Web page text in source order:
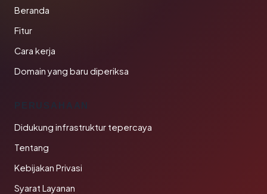
Beranda
Fitur
Cara kerja
Domain yang baru diperiksa
PERUSAHAAN
Didukung infrastruktur tepercaya
Tentang
Kebijakan Privasi
Syarat Layanan